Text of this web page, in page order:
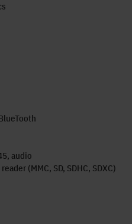
audio
(MMC, SD, SDHC, SDXC)